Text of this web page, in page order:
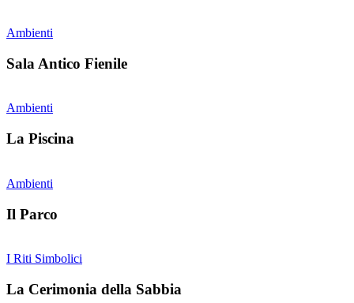
Ambienti
Sala Antico Fienile
Ambienti
La Piscina
Ambienti
Il Parco
I Riti Simbolici
La Cerimonia della Sabbia